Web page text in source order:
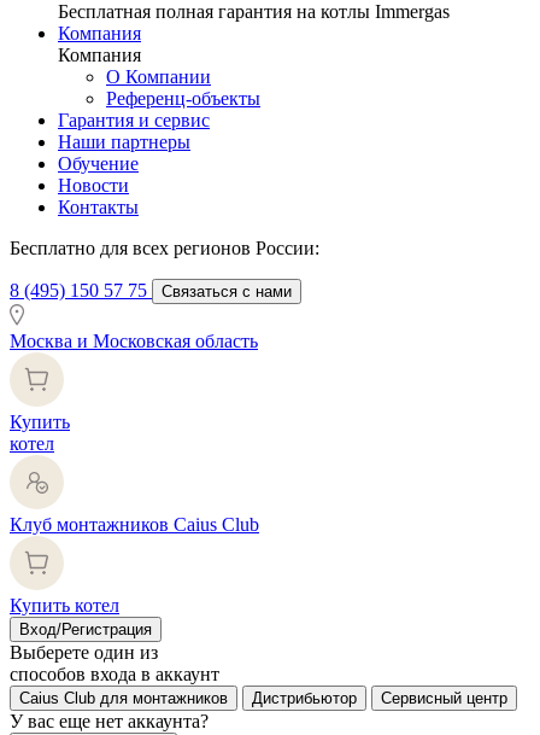
Бесплатная полная гарантия на котлы Immergas
Компания
Компания
О Компании
Референц-объекты
Гарантия и сервис
Наши партнеры
Обучение
Новости
Контакты
Бесплатно для всех регионов России:
8 (495) 150 57 75 Связаться с нами
Москва и Московская область
Купить
котел
Клуб монтажников Caius Club
Купить котел
Вход/Регистрация
Выберете один из
способов входа в аккаунт
Caius Club для монтажников Дистрибьютор Сервисный центр
У вас еще нет аккаунта?